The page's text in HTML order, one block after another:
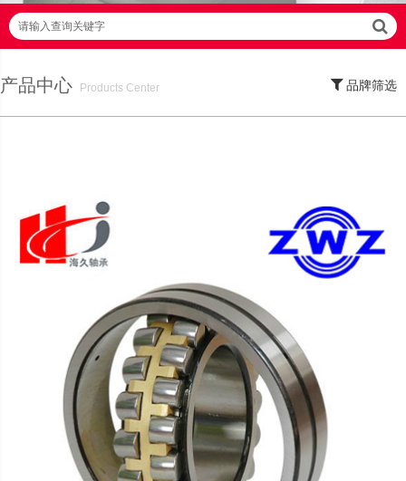
请输入查询关键字
产品中心
Products Center
品牌筛选